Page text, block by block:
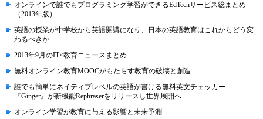
オンラインで誰でもプログラミング学習ができるEdTechサービス総まとめ
（2013年版）
英語の授業が中学校から英語開講になり、日本の英語教育はこれからどう変
わるべきか
2013年9月のIT×教育ニュースまとめ
無料オンライン教育MOOCがもたらす教育の破壊と創造
誰でも簡単にネイティブレベルの英語が書ける無料英文チェッカー
『Ginger』が新機能Rephraserをリリースし世界展開へ
オンライン学習が教育に与える影響と未来予測